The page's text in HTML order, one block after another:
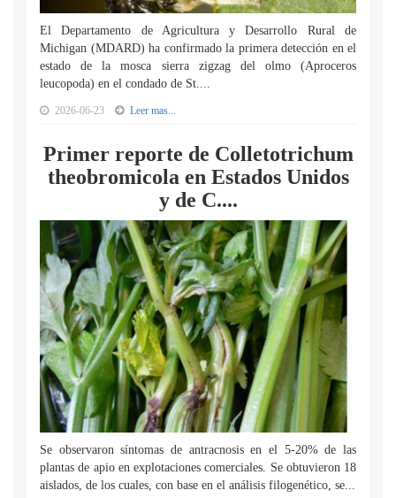
El Departamento de Agricultura y Desarrollo Rural de
Michigan (MDARD) ha confirmado la primera detección en el
estado de la mosca sierra zigzag del olmo (Aproceros
leucopoda) en el condado de St....
2026-06-23 Leer mas...
Primer reporte de Colletotrichum
theobromicola en Estados Unidos
y de C....
Se observaron síntomas de antracnosis en el 5-20% de las
plantas de apio en explotaciones comerciales. Se obtuvieron 18
aislados, de los cuales, con base en el análisis filogenético, se...